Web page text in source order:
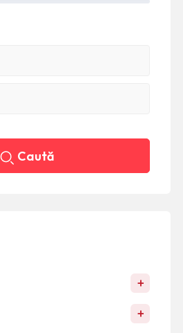
Caută
+
+